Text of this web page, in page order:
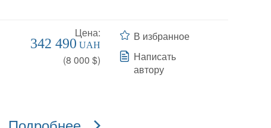
Цена:
342 490 UAH
(8 000 $)
В избранное
Написать
автору